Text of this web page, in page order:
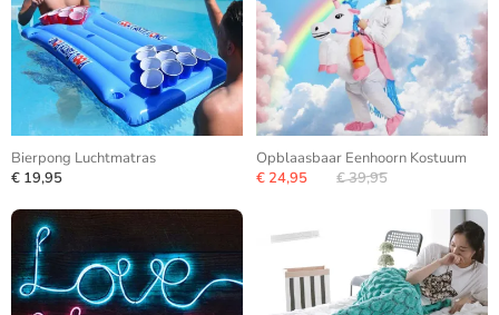
Bierpong Luchtmatras
€ 19,95
Opblaasbaar Eenhoorn Kostuum
€ 24,95
€ 39,95